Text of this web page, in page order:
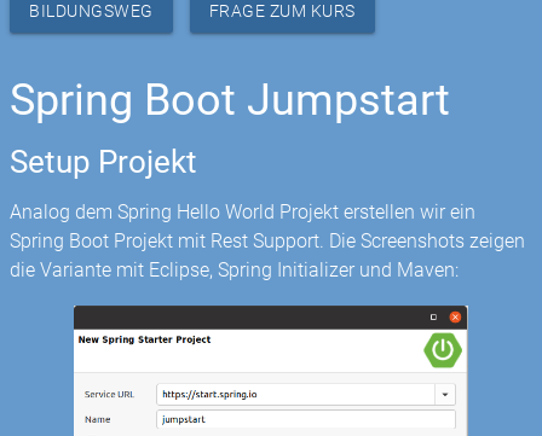
BILDUNGSWEG FRAGE ZUM KURS
Spring Boot Jumpstart
Setup Projekt
Analog dem Spring Hello World Projekt erstellen wir ein
Spring Boot Projekt mit Rest Support. Die Screenshots zeigen
die Variante mit Eclipse, Spring Initializer und Maven: